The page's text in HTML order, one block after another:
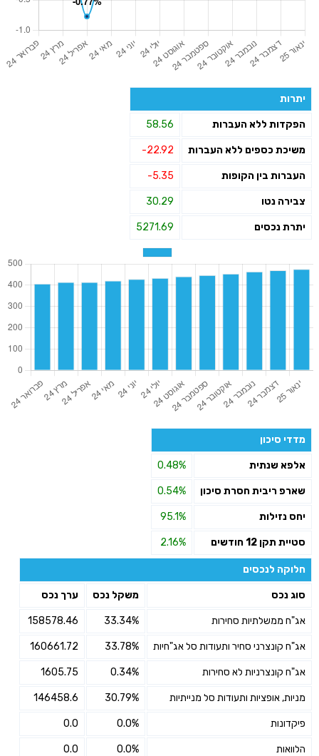
יתרות
הפקדות ללא העברות 58.56
משיכת כספים ללא העברות -22.92
העברות בין הקופות -5.35
צבירה נטו 30.29
יתרת נכסים 5271.69
מדדי סיכון
אלפא שנתית 0.48%
שארפ ריבית חסרת סיכון 0.54%
יחס נזילות 95.1%
סטיית תקן 12 חודשים 2.16%
חלוקה לנכסים
סוג נכס משקל נכס ערך נכס
אג"ח ממשלתיות סחירות 33.34%
158578.46
אג"ח קונצרני סחיר ותעודות סל אג"חיות 33.78%
160661.72
אג"ח קונצרניות לא סחירות 0.34%
1605.75
מניות, אופציות ותעודות סל מנייתיות 30.79%
146458.6
פיקדונות 0.0%
0.0
הלוואות 0.0%
0.0